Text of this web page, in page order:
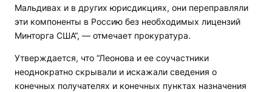
Мальдивах и в других юрисдикциях, они переправляли
эти компоненты в Россию без необходимых лицензий
Минторга США“, — отмечает прокуратура.
Утверждается, что “Леонова и ее соучастники
неоднократно скрывали и искажали сведения о
конечных получателях и конечных пунктах назначения